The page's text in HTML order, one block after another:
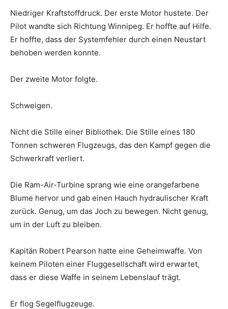
Niedriger Kraftstoffdruck. Der erste Motor hustete. Der
Pilot wandte sich Richtung Winnipeg. Er hoffte auf Hilfe.
Er hoffte, dass der Systemfehler durch einen Neustart
behoben werden konnte.
Der zweite Motor folgte.
Schweigen.
Nicht die Stille einer Bibliothek. Die Stille eines 180
Tonnen schweren Flugzeugs, das den Kampf gegen die
Schwerkraft verliert.
Die Ram-Air-Turbine sprang wie eine orangefarbene
Blume hervor und gab einen Hauch hydraulischer Kraft
zurück. Genug, um das Joch zu bewegen. Nicht genug,
um in der Luft zu bleiben.
Kapitän Robert Pearson hatte eine Geheimwaffe. Von
keinem Piloten einer Fluggesellschaft wird erwartet,
dass er diese Waffe in seinem Lebenslauf trägt.
Er flog Segelflugzeuge.